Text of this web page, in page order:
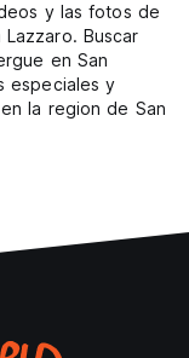
y las fotos de
Buscar
en San
especiales y
la region de San